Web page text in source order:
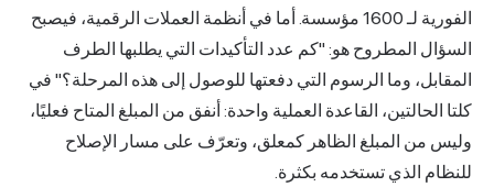
الفورية لـ 1600 مؤسسة. أما في أنظمة العملات الرقمية، فيصبح
السؤال المطروح هو: "كم عدد التأكيدات التي يطلبها الطرف
المقابل، وما الرسوم التي دفعتها للوصول إلى هذه المرحلة؟" في
كلتا الحالتين، القاعدة العملية واحدة: أنفق من المبلغ المتاح فعليًا،
وليس من المبلغ الظاهر كمعلق، وتعرّف على مسار الإصلاح
للنظام الذي تستخدمه بكثرة.